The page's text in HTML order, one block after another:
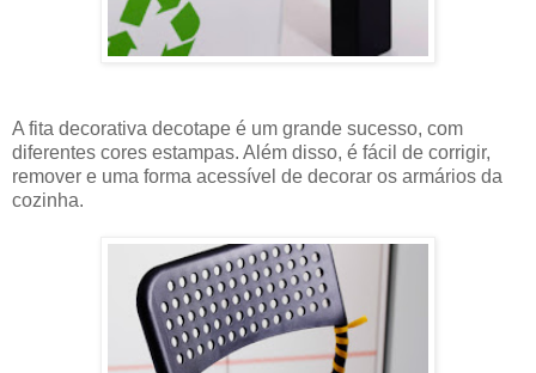
A fita decorativa decotape é um grande sucesso, com
diferentes cores estampas. Além disso, é fácil de corrigir,
remover e uma forma acessível de decorar os armários da
cozinha.